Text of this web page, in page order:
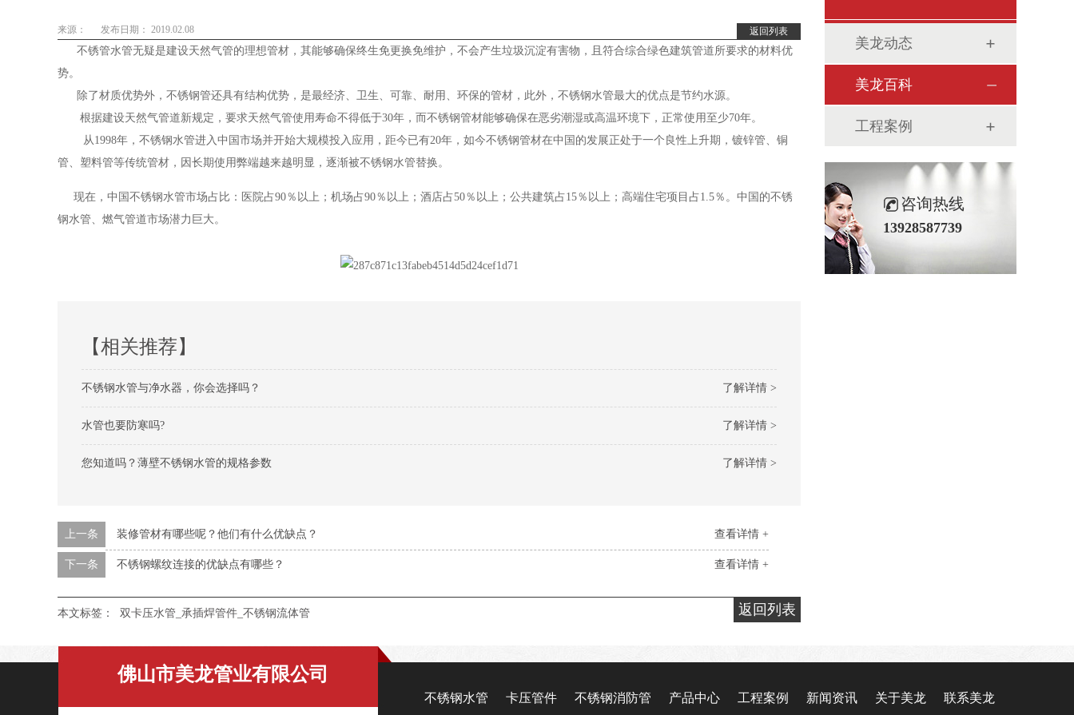
返回列表
来源： 发布日期： 2019.02.08
不锈管水管无疑是建设天然气管的理想管材，其能够确保终生免更换免维护，不会产生垃圾沉淀有害物，且符合综合绿色建筑管道所要求的材料优
势。
除了材质优势外，不锈钢管还具有结构优势，是最经济、卫生、可靠、耐用、环保的管材，此外，不锈钢水管最大的优点是节约水源。
根据建设天然气管道新规定，要求天然气管使用寿命不得低于30年，而不锈钢管材能够确保在恶劣潮湿或高温环境下，正常使用至少70年。
从1998年，不锈钢水管进入中国市场并开始大规模投入应用，距今已有20年，如今不锈钢管材在中国的发展正处于一个良性上升期，镀锌管、铜
管、塑料管等传统管材，因长期使用弊端越来越明显，逐渐被不锈钢水管替换。
现在，中国不锈钢水管市场占比：医院占90％以上；机场占90％以上；酒店占50％以上；公共建筑占15％以上；高端住宅项目占1.5％。中国的不锈
钢水管、燃气管道市场潜力巨大。
【相关推荐】
了解详情 >
不锈钢水管与净水器，你会选择吗？
了解详情 >
水管也要防寒吗?
了解详情 >
您知道吗？薄壁不锈钢水管的规格参数
查看详情 +
上一条 装修管材有哪些呢？他们有什么优缺点？
查看详情 +
下一条 不锈钢螺纹连接的优缺点有哪些？
返回列表
本文标签： 双卡压水管_承插焊管件_不锈钢流体管
美龙动态
美龙百科
工程案例
咨询热线
13928587739
佛山市美龙管业有限公司
不锈钢水管 卡压管件 不锈钢消防管 产品中心 工程案例 新闻资讯 关于美龙 联系美龙